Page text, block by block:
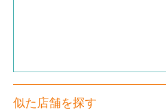
似た店舗を探す